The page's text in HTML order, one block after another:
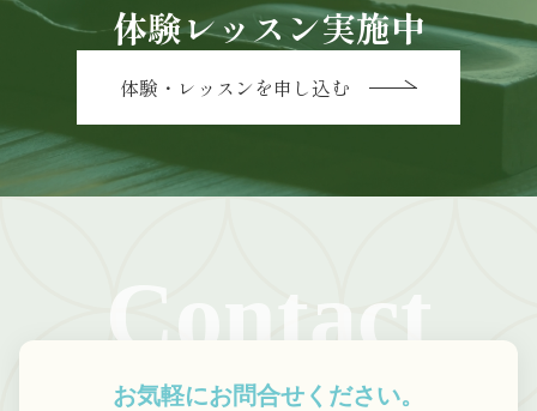
体験レッスン実施中
体験・レッスンを申し込む
Contact
お気軽にお問合せください。